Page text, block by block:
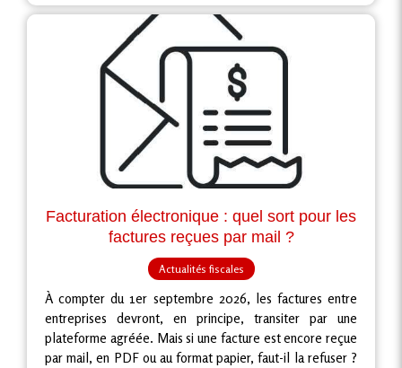
Facturation électronique : quel sort pour les
factures reçues par mail ?
Actualités fiscales
À compter du 1er septembre 2026, les factures entre
entreprises devront, en principe, transiter par une
plateforme agréée. Mais si une facture est encore reçue
par mail, en PDF ou au format papier, faut-il la refuser ?